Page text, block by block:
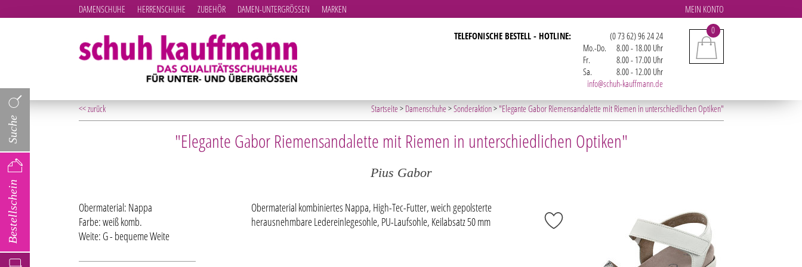
Bestellschein
Suche
MEIN KONTO
DAMENSCHUHE HERRENSCHUHE ZUBEHÖR DAMEN-UNTERGRÖSSEN
MARKEN
0
TELEFONISCHE BESTELL - HOTLINE:
(0 73 62) 96 24 24
Mo.-Do.
8.00 - 18.00 Uhr
Fr.
8.00 - 17.00 Uhr
Sa.
8.00 - 12.00 Uhr
info@schuh-kauffmann.de
<< zurück Startseite> Damenschuhe>Sonderaktion> "Elegante Gabor Riemensandalette mit Riemen in unterschiedlichen Optiken"
"Elegante Gabor Riemensandalette mit Riemen in unterschiedlichen Optiken"
Pius Gabor
Obermaterial kombiniertes Nappa, High-Tec-Futter, weich gepolsterte
herausnehmbare Ledereinlegesohle, PU-Laufsohle, Keilabsatz 50 mm
Obermaterial: Nappa
Farbe: weiß komb.
Weite: G - bequeme Weite